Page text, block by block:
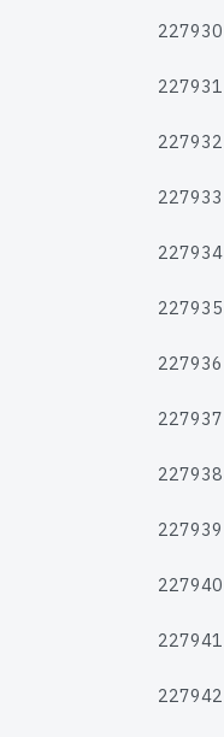
227930
227931
227932
227933
227934
227935
227936
227937
227938
227939
227940
227941
227942